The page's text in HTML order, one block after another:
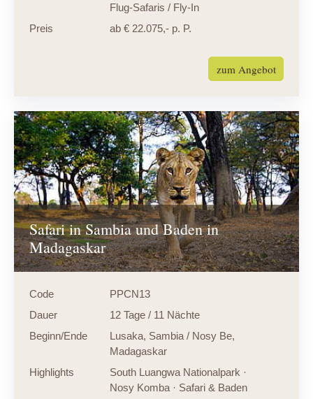
Flug-Safaris / Fly-In
Preis
ab € 22.075,- p. P.
zum Angebot
Safari in Sambia und Baden in
Madagaskar
Code
PPCN13
Dauer
12 Tage / 11 Nächte
Beginn/Ende
Lusaka, Sambia / Nosy Be,
Madagaskar
Highlights
South Luangwa Nationalpark ·
Nosy Komba · Safari & Baden